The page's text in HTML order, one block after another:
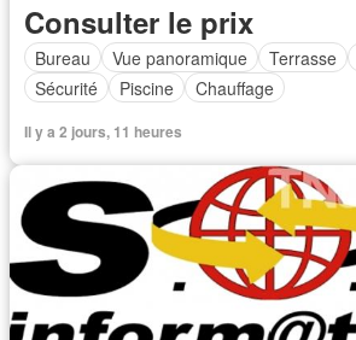
Consulter le prix
Bureau Vue panoramique Terrasse
Sécurité
Piscine Chauffage
Il y a 2 jours, 11 heures